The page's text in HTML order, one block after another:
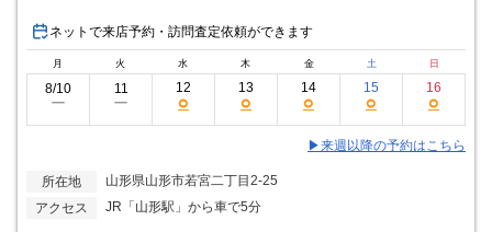
ネットで来店予約・訪問査定依頼ができます
月 火 水 木 金 土 日
8/10
ー
11
ー
12
○
13
○
14
○
15
○
16
○
▶来週以降の予約はこちら
所在地
山形県山形市若宮二丁目2-25
アクセス
JR「山形駅」から車で5分